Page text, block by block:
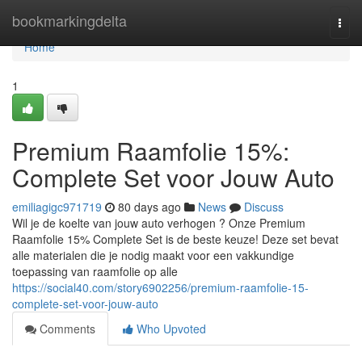
bookmarkingdelta
Home
Home
1
Premium Raamfolie 15%:
Complete Set voor Jouw Auto
emiliagigc971719 80 days ago News
Discuss
Wil je de koelte van jouw auto verhogen ? Onze Premium
Raamfolie 15% Complete Set is de beste keuze! Deze set bevat
alle materialen die je nodig maakt voor een vakkundige
toepassing van raamfolie op alle
https://social40.com/story6902256/premium-raamfolie-15-
complete-set-voor-jouw-auto
Comments
Who Upvoted